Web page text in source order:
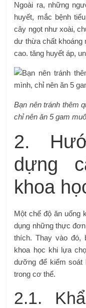
Ngoài ra, những
huyết, mắc bệnh
cây ngọt như xoài,
dư thừa chất khoáng
cao. tăng huyết áp,
Bạn nên tránh thêm
chỉ nên ăn 5 gam
2.
dựng
khoa
Một chế độ ăn uống
dụng những thực
thích. Thay vào đó,
khoa học khi lựa
dưỡng để kiểm
trong cơ thể.
2.1.